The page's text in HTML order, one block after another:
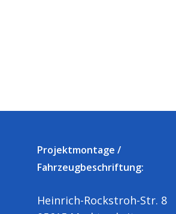
Produktseite
werdenProjektmontage /
Fahrzeugbeschriftung:
Heinrich-Rockstroh-Str. 8